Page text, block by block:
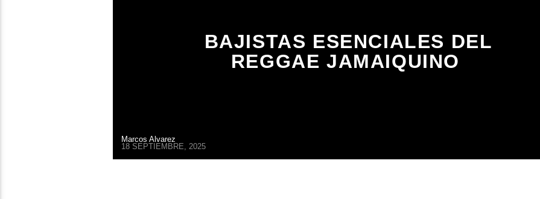
BAJISTAS ESENCIALES DEL
REGGAE JAMAIQUINO
Marcos Alvarez
18 SEPTIEMBRE, 2025